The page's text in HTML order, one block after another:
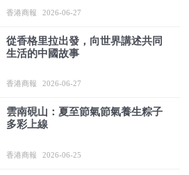
香港商報 2026-06-27
從香格里拉出發，向世界講述共同
生活的中國故事
香港商報 2026-06-27
雲南硯山：夏至節氣節氣養生粽子
多彩上線
香港商報 2026-06-25